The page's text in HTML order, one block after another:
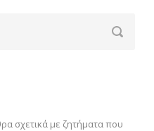
σχετικά με ζητήματα που